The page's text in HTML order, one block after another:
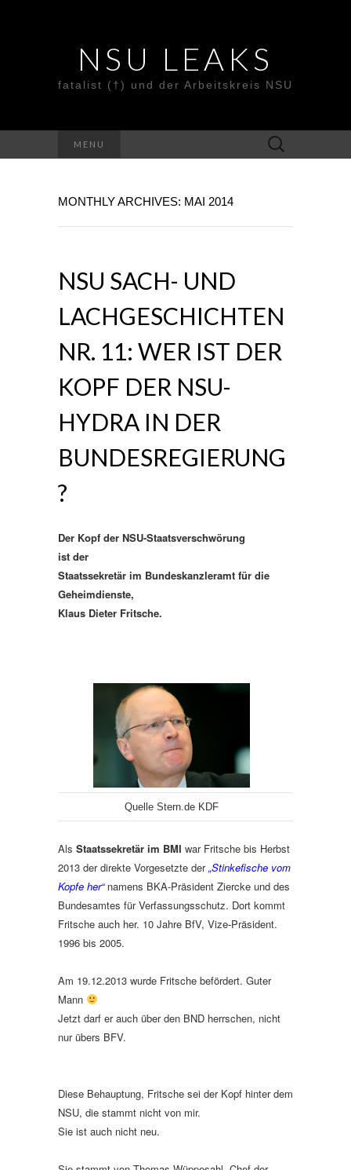
NSU LEAKS
fatalist (†) und der Arbeitskreis NSU
MENU
Suche
nach:
MONTHLY ARCHIVES: MAI 2014
NSU SACH- UND
LACHGESCHICHTEN
NR. 11: WER IST DER
KOPF DER NSU-
HYDRA IN DER
BUNDESREGIERUNG
?
Der Kopf der NSU-Staatsverschwörung
ist der
Staatssekretär im Bundeskanzleramt für die
Geheimdienste,
Klaus Dieter Fritsche.
Quelle Stern.de KDF
Als Staatssekretär im BMI war Fritsche bis Herbst
2013 der direkte Vorgesetzte der„Stinkefische vom
Kopfe her“namens BKA-Präsident Ziercke und des
Bundesamtes für Verfassungsschutz. Dort kommt
Fritsche auch her. 10 Jahre BfV, Vize-Präsident.
1996 bis 2005.
Am 19.12.2013 wurde Fritsche befördert. Guter
Mann
Jetzt darf er auch über den BND herrschen, nicht
nur übers BFV.
Diese Behauptung, Fritsche sei der Kopf hinter dem
NSU, die stammt nicht von mir.
Sie ist auch nicht neu.